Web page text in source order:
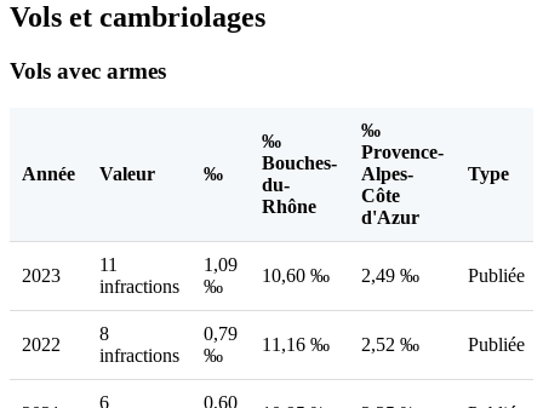
Vols et cambriolages
Vols avec armes
Année Valeur ‰
‰
Bouches-
du-
Rhône
‰
Provence-
Alpes-
Côte
d'Azur
Type
2023
11
infractions
1,09
‰
10,60 ‰ 2,49 ‰ Publiée
2022
8
infractions
0,79
‰
11,16 ‰ 2,52 ‰ Publiée
6
0,60